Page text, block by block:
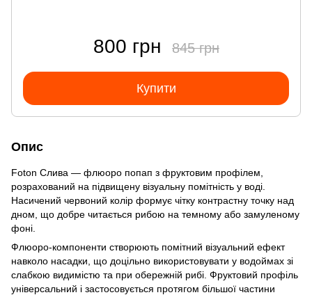
800 грн 845 грн
Купити
Опис
Foton Слива — флюоро попап з фруктовим профілем,
розрахований на підвищену візуальну помітність у воді.
Насичений червоний колір формує чітку контрастну точку над
дном, що добре читається рибою на темному або замуленому
фоні.
Флюоро-компоненти створюють помітний візуальний ефект
навколо насадки, що доцільно використовувати у водоймах зі
слабкою видимістю та при обережній рибі. Фруктовий профіль
універсальний і застосовується протягом більшої частини